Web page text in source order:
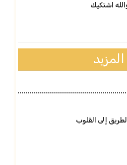
اشتكيك
المزيد
الطريق إلى القلوب